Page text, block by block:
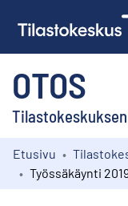
OTOS
Kokoelmat
Etusivu